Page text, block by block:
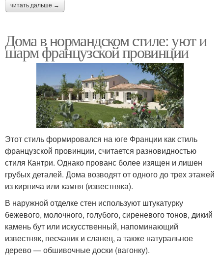
читать дальше →
Дома в нормандском стиле: уют и
шарм французской провинции
Этот стиль формировался на юге Франции как стиль
французской провинции, считается разновидностью
стиля Кантри. Однако прованс более изящен и лишен
грубых деталей. Дома возводят от одного до трех этажей
из кирпича или камня (известняка).
В наружной отделке стен используют штукатурку
бежевого, молочного, голубого, сиреневого тонов, дикий
камень бут или искусственный, напоминающий
известняк, песчаник и сланец, а также натуральное
дерево — обшивочные доски (вагонку).